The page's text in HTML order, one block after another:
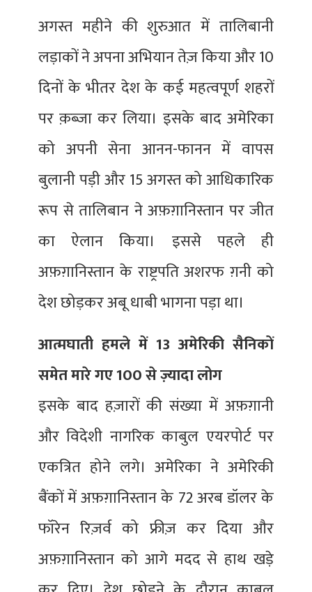
अगस्त महीने की शुरुआत में तालिबानी
लड़ाकों ने अपना अभियान तेज़ किया और 10
दिनों के भीतर देश के कई महत्वपूर्ण शहरों
पर क़ब्ज़ा कर लिया। इसके बाद अमेरिका
को अपनी सेना आनन-फानन में वापस
बुलानी पड़ी और 15 अगस्त को आधिकारिक
रूप से तालिबान ने अफ़ग़ानिस्तान पर जीत
का ऐलान किया। इससे पहले ही
अफ़ग़ानिस्तान के राष्ट्रपति अशरफ ग़नी को
देश छोड़कर अबू धाबी भागना पड़ा था।
आत्मघाती हमले में 13 अमेरिकी सैनिकों
समेत मारे गए 100 से ज़्यादा लोग
इसके बाद हज़ारों की संख्या में अफ़ग़ानी
और विदेशी नागरिक काबुल एयरपोर्ट पर
एकत्रित होने लगे। अमेरिका ने अमेरिकी
बैंकों में अफ़ग़ानिस्तान के 72 अरब डॉलर के
फॉरेन रिज़र्व को फ्रीज़ कर दिया और
अफ़ग़ानिस्तान को आगे मदद से हाथ खड़े